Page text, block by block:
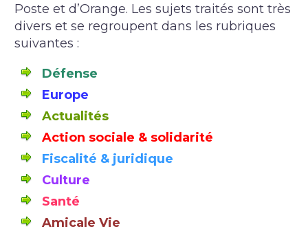
Poste et d’Orange. Les sujets traités sont très
divers et se regroupent dans les rubriques
suivantes :
Défense
Europe
Actualités
Action sociale & solidarité
Fiscalité & juridique
Culture
Santé
Amicale Vie